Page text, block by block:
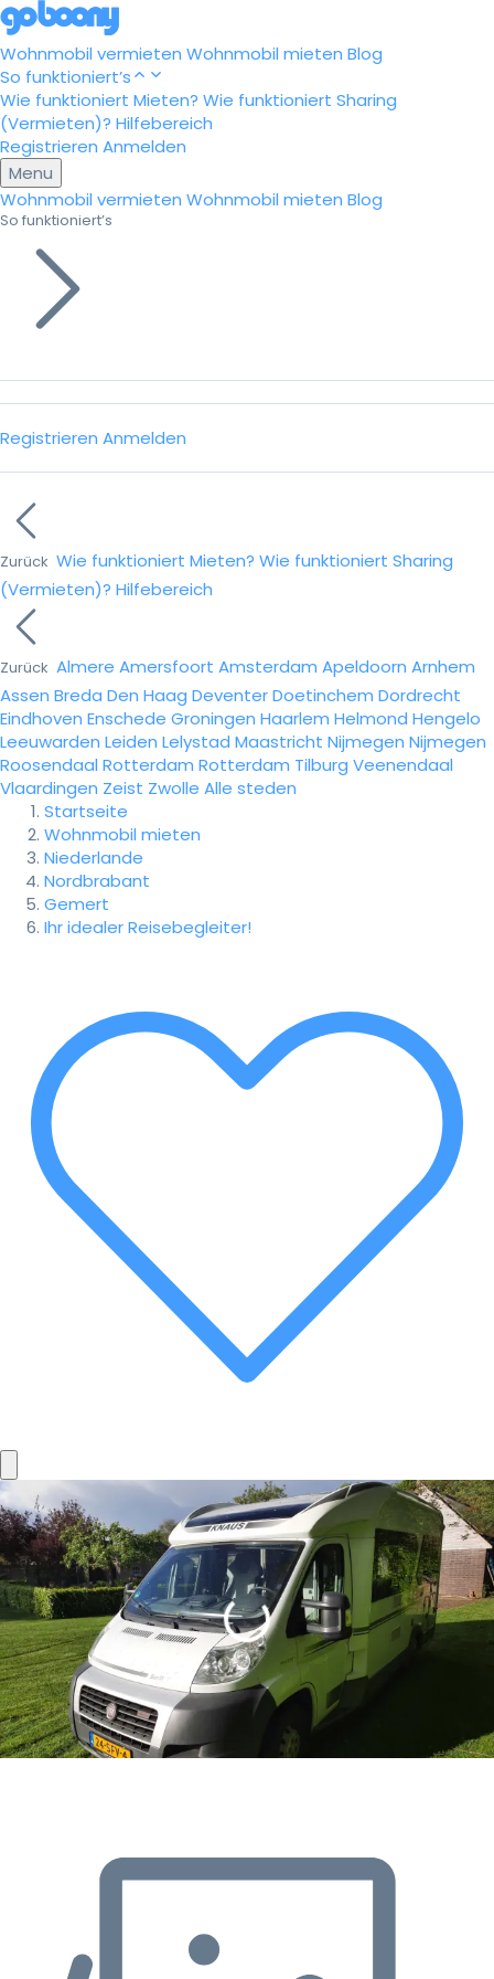
Wohnmobil vermieten Wohnmobil mieten Blog
So funktioniert’s
Wie funktioniert Mieten? Wie funktioniert Sharing
(Vermieten)? Hilfebereich
Registrieren Anmelden
Menu
Wohnmobil vermieten Wohnmobil mieten Blog
So funktioniert’s
Registrieren Anmelden
Zurück Wie funktioniert Mieten? Wie funktioniert Sharing
(Vermieten)? Hilfebereich
Zurück Almere Amersfoort Amsterdam Apeldoorn Arnhem
Assen Breda Den Haag DeventerDoetinchem Dordrecht
Eindhoven Enschede Groningen Haarlem Helmond Hengelo
Leeuwarden Leiden Lelystad Maastricht Nijmegen Nijmegen
Roosendaal Rotterdam Rotterdam Tilburg Veenendaal
Vlaardingen Zeist Zwolle Alle steden
Startseite
Wohnmobil mieten
Niederlande
Nordbrabant
Gemert
Ihr idealer Reisebegleiter!